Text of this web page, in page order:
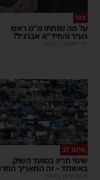
על מה שוחחו מ"מ ראש
העיר והחיד"א אברג׳ל?
יוסי יחזקאלי |
23:37
שימו לב
שינוי חריג במועד השוק
באשדוד – זה התאריך החדש
מנחם דויטש |
16:07